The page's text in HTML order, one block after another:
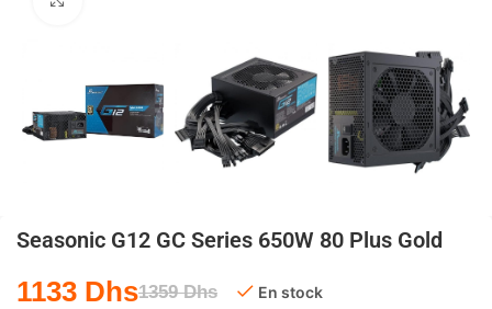
Seasonic G12 GC Series 650W 80 Plus Gold
1359Dhs
1133 Dhs En stock